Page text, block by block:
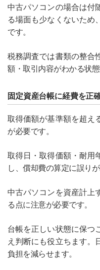
中古パソコンの場合は付
る場面も少なくないため
です。
税務調査では書類の整合
額・取引内容がわかる状
固定資産台帳に経費を正
取得価額が基準額を超え
が必要です。
取得日・取得価額・耐用
し、償却費の算定に誤り
中古パソコンを資産計上
る点に注意が必要です。
台帳を正しい状態に保つ
え判断にも役立ちます。
負担を減らせます。